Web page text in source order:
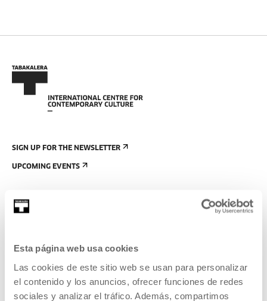
Esta página web usa cookies
Las cookies de este sitio web se usan para personalizar
el contenido y los anuncios, ofrecer funciones de redes
sociales y analizar el tráfico. Además, compartimos
SIGN UP FOR THE NEWSLETTER
UPCOMING EVENTS
CONTACT AND OPENING TIMES
GUIDED TOURS
ACCOMMODATION
ACCESSIBILITY